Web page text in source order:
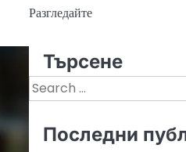
Разгледайте
Търсене
Search
for:
Последни